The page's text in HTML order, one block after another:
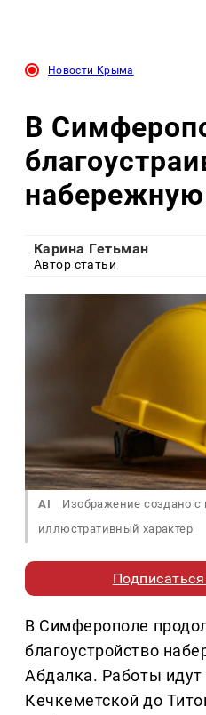
Новости Крыма
В
Карина Гетьман
Автор статьи
AI
Изображение создано
иллюстративный характер
В Симферополе
благоустройство
Абдалка. Работы идут
Кечкеметской до